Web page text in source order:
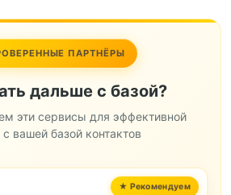
ПАРТНЁРЫ
дальше с базой?
эти сервисы для эффективной
вашей базой контактов